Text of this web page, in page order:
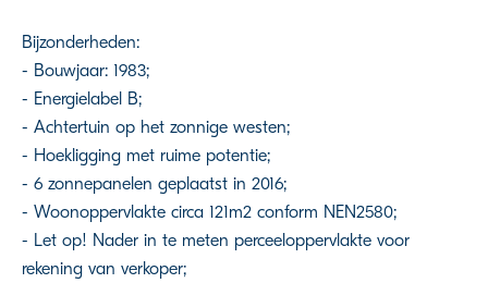
Bijzonderheden:
- Bouwjaar: 1983;
- Energielabel B;
- Achtertuin op het zonnige westen;
- Hoekligging met ruime potentie;
- 6 zonnepanelen geplaatst in 2016;
- Woonoppervlakte circa 121m2 conform NEN2580;
- Let op! Nader in te meten perceeloppervlakte voor
rekening van verkoper;